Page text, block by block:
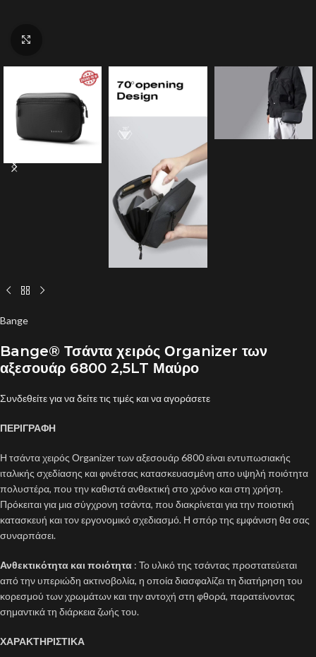
Bange
Bange® Τσάντα χειρός Οrganizer των
αξεσουάρ 6800 2,5LT Μαύρο
Συνδεθείτε για να δείτε τις τιμές και να αγοράσετε
ΠΕΡΙΓΡΑΦΗ
Η τσάντα χειρός Οrganizer των αξεσουάρ 6800 είναι εντυπωσιακής
ιταλικής σχεδίασης και φινέτσας κατασκευασμένη απο υψηλή ποιότητα
πολυστέρα, που την καθιστά ανθεκτική στο χρόνο και στη χρήση.
Πρόκειται για μια σύγχρονη τσάντα, που διακρίνεται για την ποιοτική
κατασκευή και τον εργονομικό σχεδιασμό. Η σπόρ της εμφάνιση θα σας
συναρπάσει.
Ανθεκτικότητα και ποιότητα : Το υλικό της τσάντας προστατεύεται
από την υπεριώδη ακτινοβολία, η οποία διασφαλίζει τη διατήρηση του
κορεσμού των χρωμάτων και την αντοχή στη φθορά, παρατείνοντας
σημαντικά τη διάρκεια ζωής του.
ΧΑΡΑΚΤΗΡΙΣΤΙΚΑ